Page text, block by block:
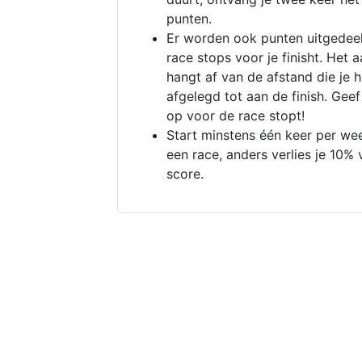
punten.
Er worden ook punten
race stops voor je finisht. Het
hangt af van de afstand die je
afgelegd tot aan de finish.
op voor de race stopt!
Start minstens één keer per
een race, anders verlies je 10%
score.